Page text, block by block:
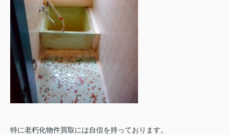
特に老朽化物件買取には自信を持っております。